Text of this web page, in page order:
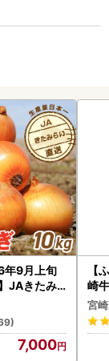
年9月上旬
JAきたみ
サイズ 10k
ねぎ 野菜
2026】
7,000
【
崎
-VO
宮